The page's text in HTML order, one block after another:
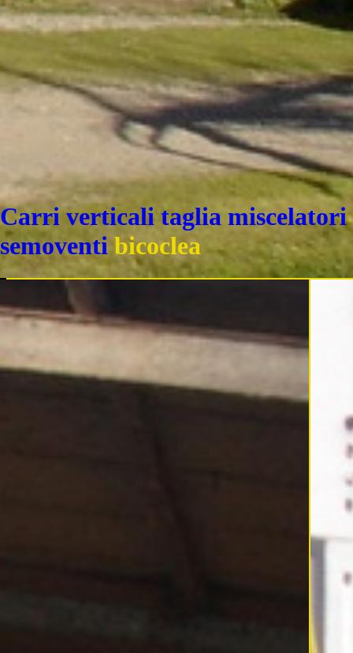
Carri verticali taglia miscelatori
semoventibicoclea